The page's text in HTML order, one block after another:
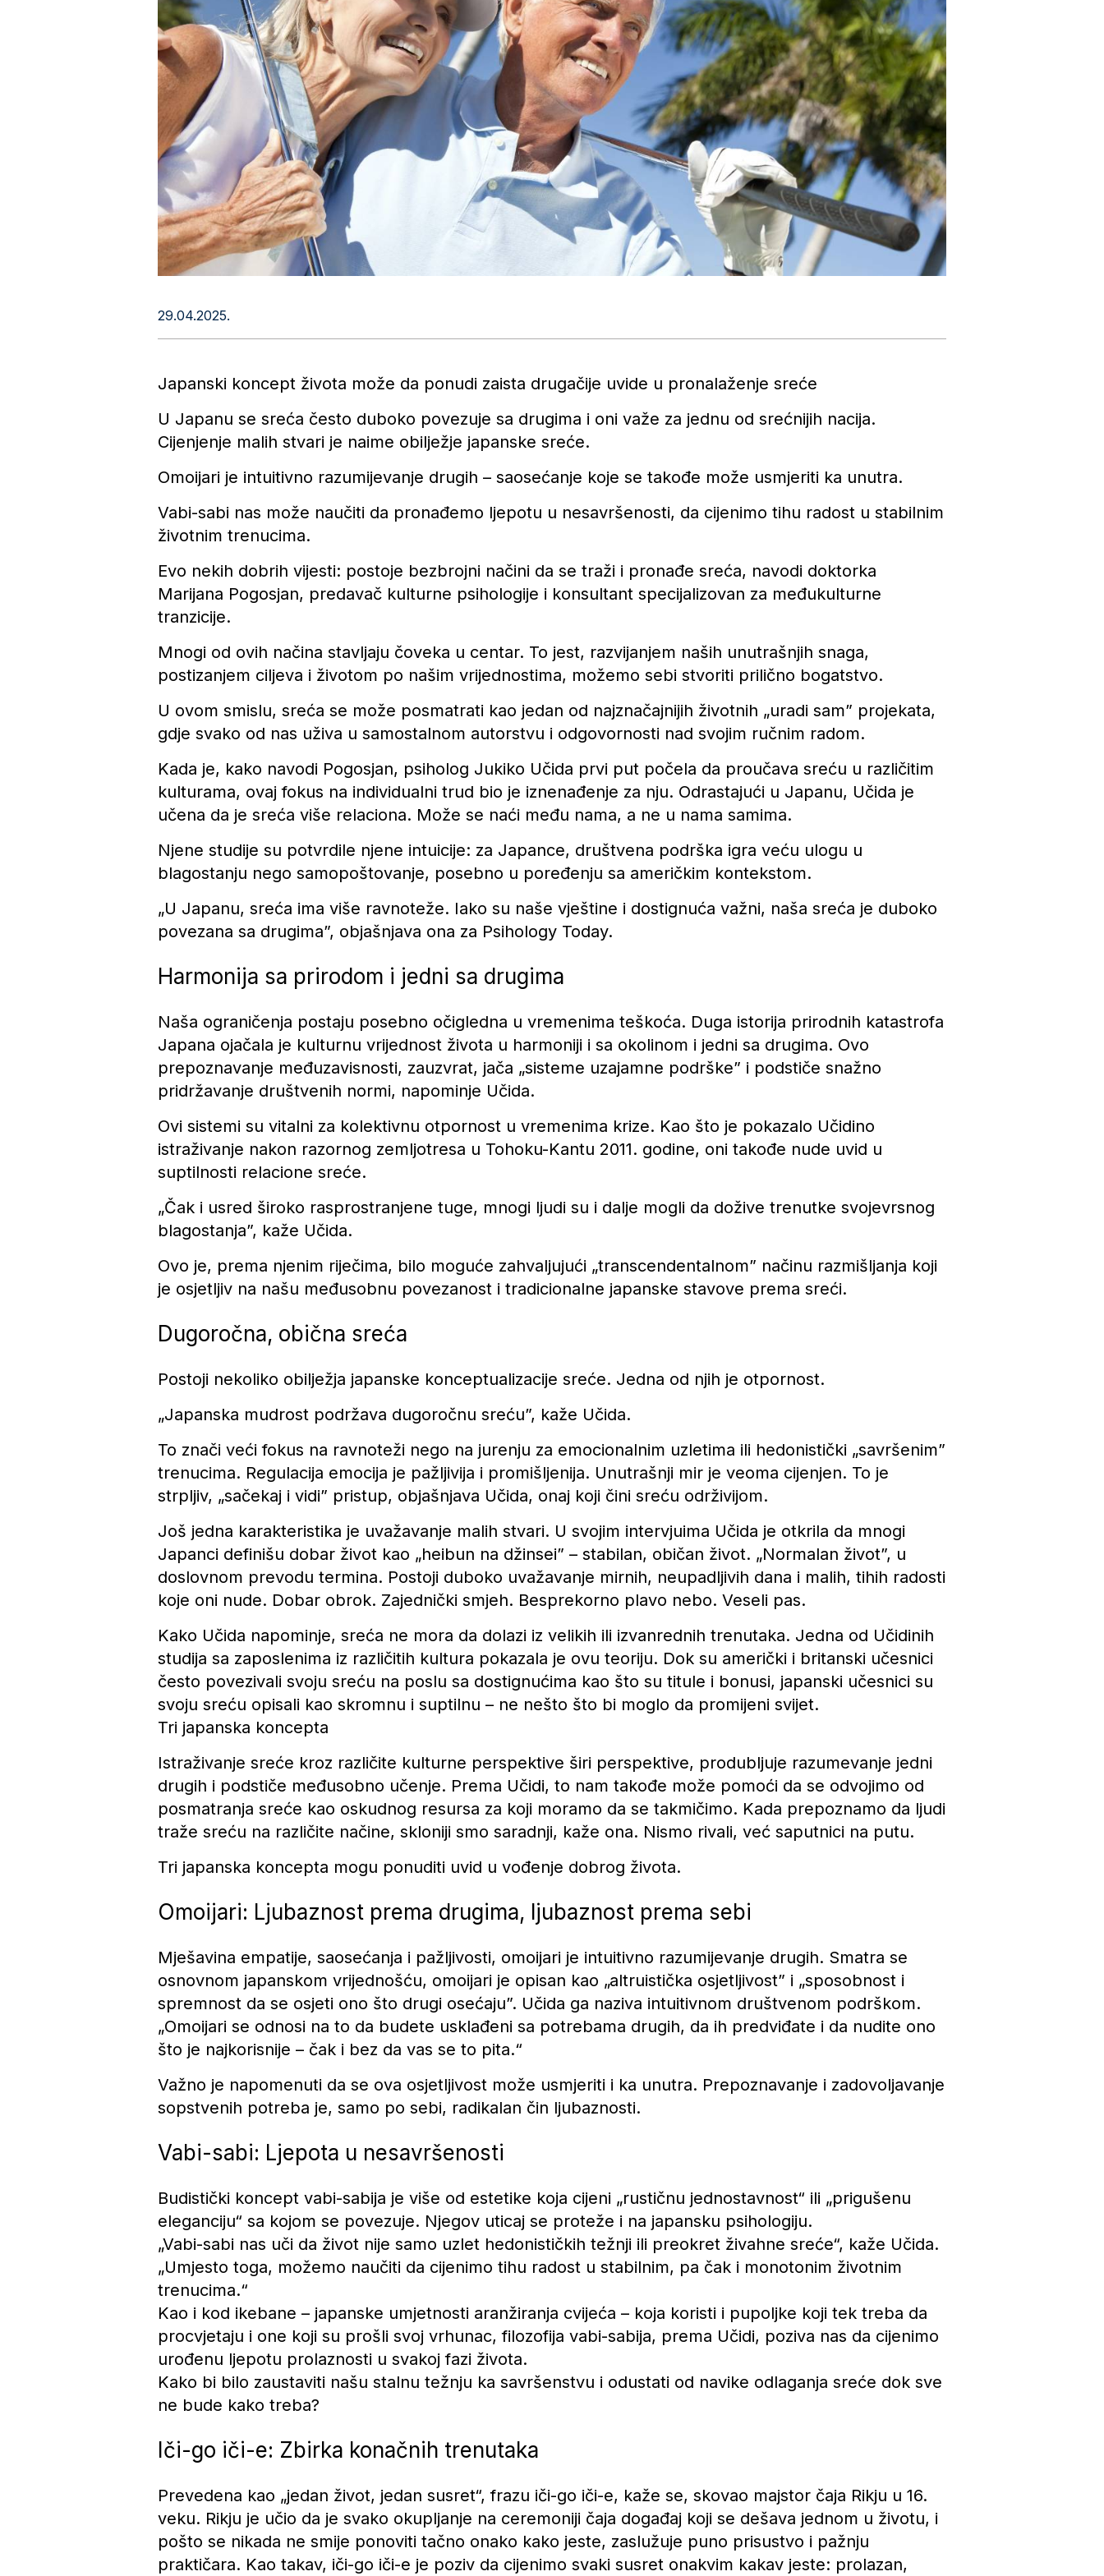
29.04.2025.
Japanski koncept života može da ponudi zaista drugačije uvide u pronalaženje sreće
U Japanu se sreća često duboko povezuje sa drugima i oni važe za jednu od srećnijih nacija.
Cijenjenje malih stvari je naime obilježje japanske sreće.
Omoijari je intuitivno razumijevanje drugih – saosećanje koje se takođe može usmjeriti ka unutra.
Vabi-sabi nas može naučiti da pronađemo ljepotu u nesavršenosti, da cijenimo tihu radost u stabilnim
životnim trenucima.
Evo nekih dobrih vijesti: postoje bezbrojni načini da se traži i pronađe sreća, navodi doktorka
Marijana Pogosjan, predavač kulturne psihologije i konsultant specijalizovan za međukulturne
tranzicije.
Mnogi od ovih načina stavljaju čoveka u centar. To jest, razvijanjem naših unutrašnjih snaga,
postizanjem ciljeva i životom po našim vrijednostima, možemo sebi stvoriti prilično bogatstvo.
U ovom smislu, sreća se može posmatrati kao jedan od najznačajnijih životnih „uradi sam” projekata,
gdje svako od nas uživa u samostalnom autorstvu i odgovornosti nad svojim ručnim radom.
Kada je, kako navodi Pogosjan, psiholog Jukiko Učida prvi put počela da proučava sreću u različitim
kulturama, ovaj fokus na individualni trud bio je iznenađenje za nju. Odrastajući u Japanu, Učida je
učena da je sreća više relaciona. Može se naći među nama, a ne u nama samima.
Njene studije su potvrdile njene intuicije: za Japance, društvena podrška igra veću ulogu u
blagostanju nego samopoštovanje, posebno u poređenju sa američkim kontekstom.
„U Japanu, sreća ima više ravnoteže. Iako su naše vještine i dostignuća važni, naša sreća je duboko
povezana sa drugima”, objašnjava ona za Psihology Today.
Harmonija sa prirodom i jedni sa drugima
Naša ograničenja postaju posebno očigledna u vremenima teškoća. Duga istorija prirodnih katastrofa
Japana ojačala je kulturnu vrijednost života u harmoniji i sa okolinom i jedni sa drugima. Ovo
prepoznavanje međuzavisnosti, zauzvrat, jača „sisteme uzajamne podrške” i podstiče snažno
pridržavanje društvenih normi, napominje Učida.
Ovi sistemi su vitalni za kolektivnu otpornost u vremenima krize. Kao što je pokazalo Učidino
istraživanje nakon razornog zemljotresa u Tohoku-Kantu 2011. godine, oni takođe nude uvid u
suptilnosti relacione sreće.
„Čak i usred široko rasprostranjene tuge, mnogi ljudi su i dalje mogli da dožive trenutke svojevrsnog
blagostanja”, kaže Učida.
Ovo je, prema njenim riječima, bilo moguće zahvaljujući „transcendentalnom” načinu razmišljanja koji
je osjetljiv na našu međusobnu povezanost i tradicionalne japanske stavove prema sreći.
Dugoročna, obična sreća
Postoji nekoliko obilježja japanske konceptualizacije sreće. Jedna od njih je otpornost.
„Japanska mudrost podržava dugoročnu sreću”, kaže Učida.
To znači veći fokus na ravnoteži nego na jurenju za emocionalnim uzletima ili hedonistički „savršenim”
trenucima. Regulacija emocija je pažljivija i promišljenija. Unutrašnji mir je veoma cijenjen. To je
strpljiv, „sačekaj i vidi” pristup, objašnjava Učida, onaj koji čini sreću održivijom.
Još jedna karakteristika je uvažavanje malih stvari. U svojim intervjuima Učida je otkrila da mnogi
Japanci definišu dobar život kao „heibun na džinsei” – stabilan, običan život. „Normalan život”, u
doslovnom prevodu termina. Postoji duboko uvažavanje mirnih, neupadljivih dana i malih, tihih radosti
koje oni nude. Dobar obrok. Zajednički smjeh. Besprekorno plavo nebo. Veseli pas.
Kako Učida napominje, sreća ne mora da dolazi iz velikih ili izvanrednih trenutaka. Jedna od Učidinih
studija sa zaposlenima iz različitih kultura pokazala je ovu teoriju. Dok su američki i britanski učesnici
često povezivali svoju sreću na poslu sa dostignućima kao što su titule i bonusi, japanski učesnici su
svoju sreću opisali kao skromnu i suptilnu – ne nešto što bi moglo da promijeni svijet.
Tri japanska koncepta
Istraživanje sreće kroz različite kulturne perspektive širi perspektive, produbljuje razumevanje jedni
drugih i podstiče međusobno učenje. Prema Učidi, to nam takođe može pomoći da se odvojimo od
posmatranja sreće kao oskudnog resursa za koji moramo da se takmičimo. Kada prepoznamo da ljudi
traže sreću na različite načine, skloniji smo saradnji, kaže ona. Nismo rivali, već saputnici na putu.
Tri japanska koncepta mogu ponuditi uvid u vođenje dobrog života.
Omoijari: Ljubaznost prema drugima, ljubaznost prema sebi
Mješavina empatije, saosećanja i pažljivosti, omoijari je intuitivno razumijevanje drugih. Smatra se
osnovnom japanskom vrijednošću, omoijari je opisan kao „altruistička osjetljivost” i „sposobnost i
spremnost da se osjeti ono što drugi osećaju”. Učida ga naziva intuitivnom društvenom podrškom.
„Omoijari se odnosi na to da budete usklađeni sa potrebama drugih, da ih predviđate i da nudite ono
što je najkorisnije – čak i bez da vas se to pita.“
Važno je napomenuti da se ova osjetljivost može usmjeriti i ka unutra. Prepoznavanje i zadovoljavanje
sopstvenih potreba je, samo po sebi, radikalan čin ljubaznosti.
Vabi-sabi: Ljepota u nesavršenosti
Budistički koncept vabi-sabija je više od estetike koja cijeni „rustičnu jednostavnost“ ili „prigušenu
eleganciju“ sa kojom se povezuje. Njegov uticaj se proteže i na japansku psihologiju.
„Vabi-sabi nas uči da život nije samo uzlet hedonističkih težnji ili preokret živahne sreće“, kaže Učida.
„Umjesto toga, možemo naučiti da cijenimo tihu radost u stabilnim, pa čak i monotonim životnim
trenucima.“
Kao i kod ikebane – japanske umjetnosti aranžiranja cvijeća – koja koristi i pupoljke koji tek treba da
procvjetaju i one koji su prošli svoj vrhunac, filozofija vabi-sabija, prema Učidi, poziva nas da cijenimo
urođenu ljepotu prolaznosti u svakoj fazi života.
Kako bi bilo zaustaviti našu stalnu težnju ka savršenstvu i odustati od navike odlaganja sreće dok sve
ne bude kako treba?
Iči-go iči-e: Zbirka konačnih trenutaka
Prevedena kao „jedan život, jedan susret“, frazu iči-go iči-e, kaže se, skovao majstor čaja Rikju u 16.
veku. Rikju je učio da je svako okupljanje na ceremoniji čaja događaj koji se dešava jednom u životu, i
pošto se nikada ne smije ponoviti tačno onako kako jeste, zaslužuje puno prisustvo i pažnju
praktičara. Kao takav, iči-go iči-e je poziv da cijenimo svaki susret onakvim kakav jeste: prolazan,